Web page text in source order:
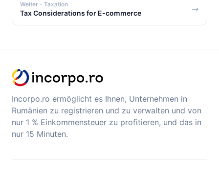
Weiter - Taxation
Tax Considerations for E-commerce
Incorpo.ro ermöglicht es Ihnen, Unternehmen in
Rumänien zu registrieren und zu verwalten und von
nur 1 % Einkommensteuer zu profitieren, und das in
nur 15 Minuten.